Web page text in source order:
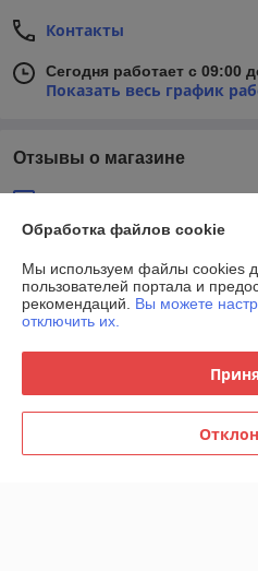
Контакты
Сегодня работает с 09:00
Показать весь график
Отзывы о магазине
Отлично
Мы ещё ничего не получили,
Сделка подтверждена через
Обработка файлов cookie
Мы используем файлы cookies
пользователей портала и
рекомендаций. Вы можете
отключить их.